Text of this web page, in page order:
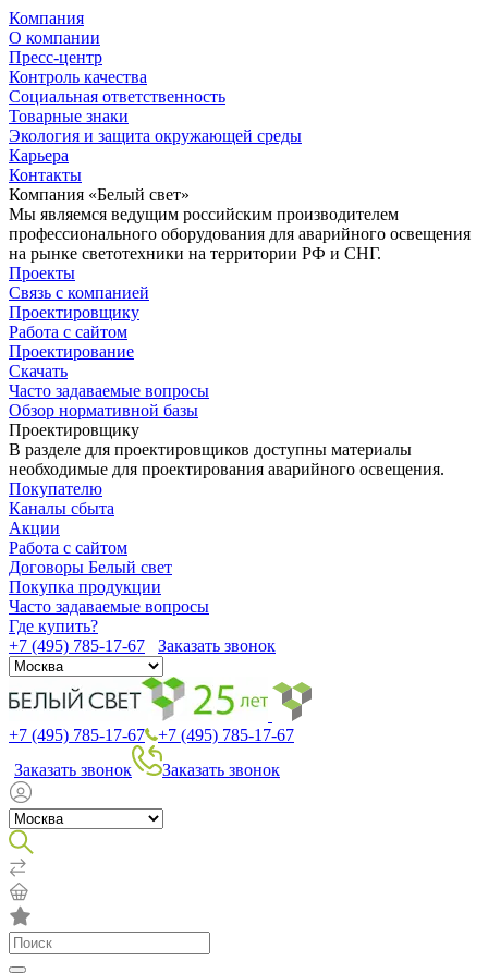
Компания
О компании
Пресс-центр
Контроль качества
Социальная ответственность
Товарные знаки
Экология и защита окружающей среды
Карьера
Контакты
Компания «Белый свет»
Мы являемся ведущим российским производителем
профессионального оборудования для аварийного освещения
на рынке светотехники на территории РФ и СНГ.
Проекты
Связь с компанией
Проектировщику
Работа с сайтом
Проектирование
Скачать
Часто задаваемые вопросы
Обзор нормативной базы
Проектировщику
В разделе для проектировщиков доступны материалы
необходимые для проектирования аварийного освещения.
Покупателю
Каналы сбыта
Акции
Работа с сайтом
Договоры Белый свет
Покупка продукции
Часто задаваемые вопросы
Где купить?
+7 (495) 785-17-67
Заказать звонок
+7 (495) 785-17-67
+7 (495) 785-17-67
Заказать звонок
Заказать звонок